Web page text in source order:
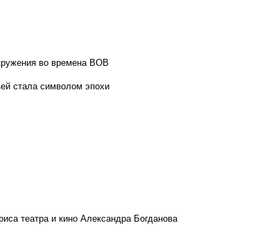
во времена ВОВ
стала символом эпохи
театра и кино Александра Богданова